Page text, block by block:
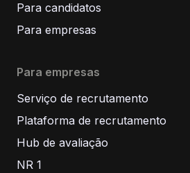
Para candidatos
Para empresas
Para empresas
Serviço de recrutamento
Plataforma de recrutamento
Hub de avaliação
NR 1